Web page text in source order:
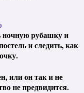
ночную рубашку и
и следить, как
или он так и не
не предвидится.